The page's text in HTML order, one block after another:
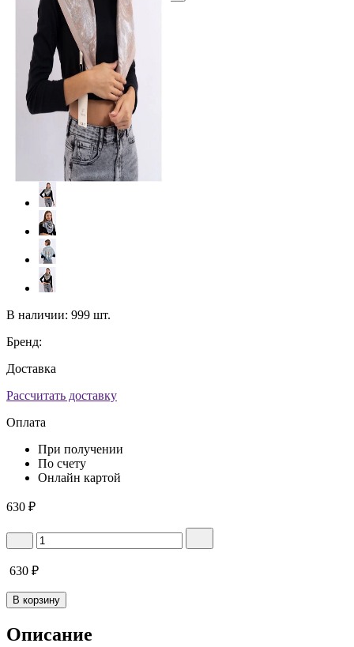
Оптом
Цвет:
В наличии: 999 шт.
Бренд:
Доставка
Рассчитать доставку
Оплата
При получении
По счету
Онлайн картой
630 ₽
630 ₽
В корзину
Описание